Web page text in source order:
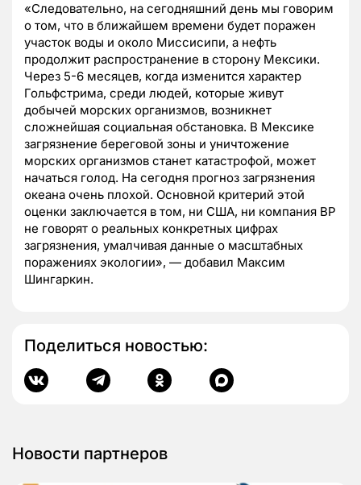
«Следовательно, на сегодняшний день мы говорим
о том, что в ближайшем времени будет поражен
участок воды и около Миссисипи, а нефть
продолжит распространение в сторону Мексики.
Через 5-6 месяцев, когда изменится характер
Гольфстрима, среди людей, которые живут
добычей морских организмов, возникнет
сложнейшая социальная обстановка. В Мексике
загрязнение береговой зоны и уничтожение
морских организмов станет катастрофой, может
начаться голод. На сегодня прогноз загрязнения
океана очень плохой. Основной критерий этой
оценки заключается в том, ни США, ни компания ВР
не говорят о реальных конкретных цифрах
загрязнения, умалчивая данные о масштабных
поражениях экологии», — добавил Максим
Шингаркин.
Поделиться новостью:
Новости партнеров